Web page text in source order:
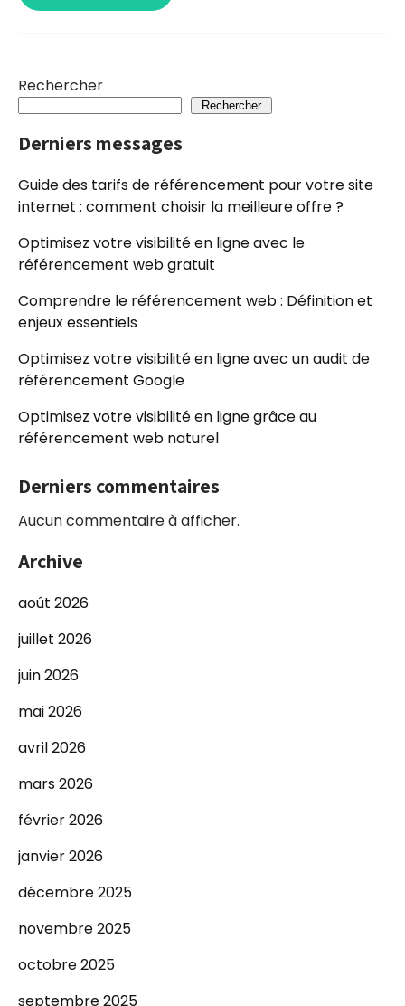
Rechercher
Rechercher
Derniers messages
Guide des tarifs de référencement pour votre site
internet : comment choisir la meilleure offre ?
Optimisez votre visibilité en ligne avec le
référencement web gratuit
Comprendre le référencement web : Définition et
enjeux essentiels
Optimisez votre visibilité en ligne avec un audit de
référencement Google
Optimisez votre visibilité en ligne grâce au
référencement web naturel
Derniers commentaires
Aucun commentaire à afficher.
Archive
août 2026
juillet 2026
juin 2026
mai 2026
avril 2026
mars 2026
février 2026
janvier 2026
décembre 2025
novembre 2025
octobre 2025
septembre 2025